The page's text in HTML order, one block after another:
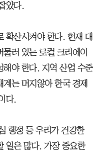
았다.
확산시켜야 한다. 현재 대
러 있는 로컬 크리에이
해야 한다. 지역 산업 수준
는 머지않아 한국 경제
다.
행정 등 우리가 건강한
일은 많다. 가장 중요한